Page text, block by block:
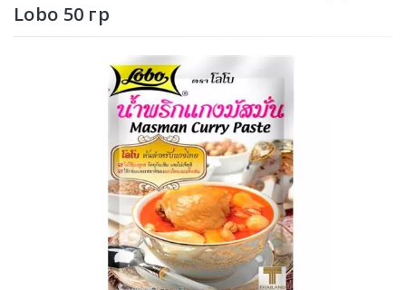
Lobo 50 гр